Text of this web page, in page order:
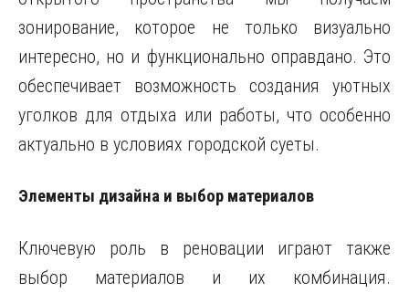
зонирование, которое не только визуально
интересно, но и функционально оправдано. Это
обеспечивает возможность создания уютных
уголков для отдыха или работы, что особенно
актуально в условиях городской суеты.
Элементы дизайна и выбор материалов
Ключевую роль в реновации играют также
выбор материалов и их комбинация.